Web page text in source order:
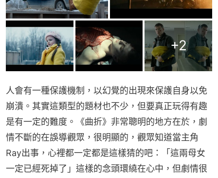
+2
人會有一種保護機制，以幻覺的出現來保護自身以免
崩潰。其實這類型的題材也不少，但要真正玩得有趣
是有一定的難度。《曲折》非常聰明的地方在於，劇
情不斷的在誤導觀眾，很明顯的，觀眾知道當主角
Ray出事，心裡都一定都是這樣猜的吧：「這兩母女
一定已經死掉了」這樣的念頭環繞在心中，但劇情很